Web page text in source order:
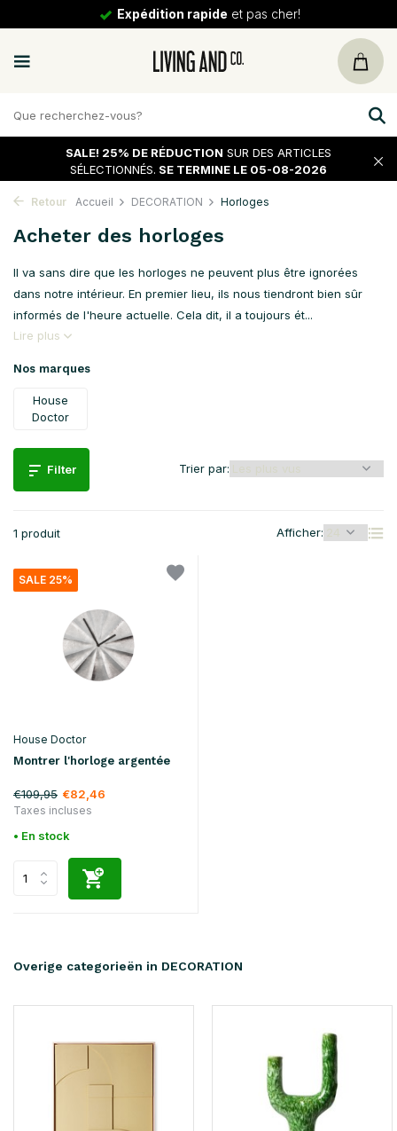
Expédition rapide et pas cher!
SALE! 25% DE RÉDUCTION SUR DES ARTICLES
SÉLECTIONNÉS. SE TERMINE LE 05-08-2026
Retour Accueil DECORATION Horloges
Acheter des horloges
Il va sans dire que les horloges ne peuvent plus être ignorées
dans notre intérieur. En premier lieu, ils nous tiendront bien sûr
informés de l'heure actuelle. Cela dit, il a toujours ét...
Lire plus
Nos marques
House
Doctor
Filter
1 produit Afficher:
Trier par:
SALE 25%
House Doctor
Montrer l'horloge argentée
€109,95 €82,46
Taxes incluses
• En stock
Overige categorieën in DECORATION